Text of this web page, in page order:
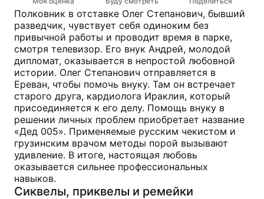
Полковник в отставке Олег Степанович, бывший
разведчик, чувствует себя одиноким без
привычной работы и проводит время в парке,
смотря телевизор. Его внук Андрей, молодой
дипломат, оказывается в непростой любовной
истории. Олег Степанович отправляется в
Ереван, чтобы помочь внуку. Там он встречает
старого друга, кардиолога Ираклия, который
присоединяется к его делу. Помощь внуку в
решении личных проблем приобретает название
«Дед 005». Применяемые русским чекистом и
грузинским врачом методы порой вызывают
удивление. В итоге, настоящая любовь
оказывается сильнее профессиональных
навыков.
Сиквелы, приквелы и ремейки